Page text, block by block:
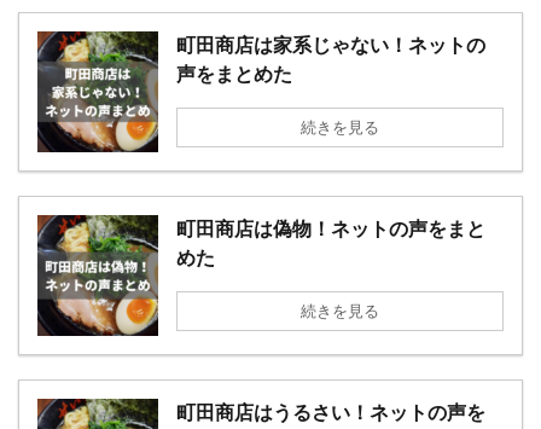
町田商店は家系じゃない！ネットの
声をまとめた
続きを見る
町田商店は偽物！ネットの声をまと
めた
続きを見る
町田商店はうるさい！ネットの声を